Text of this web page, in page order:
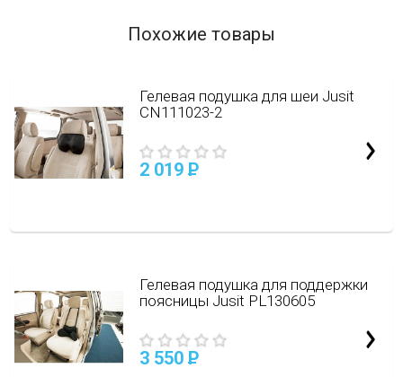
Похожие товары
Гелевая подушка для шеи Jusit
CN111023-2
2 019 P
Гелевая подушка для поддержки
поясницы Jusit PL130605
3 550 P